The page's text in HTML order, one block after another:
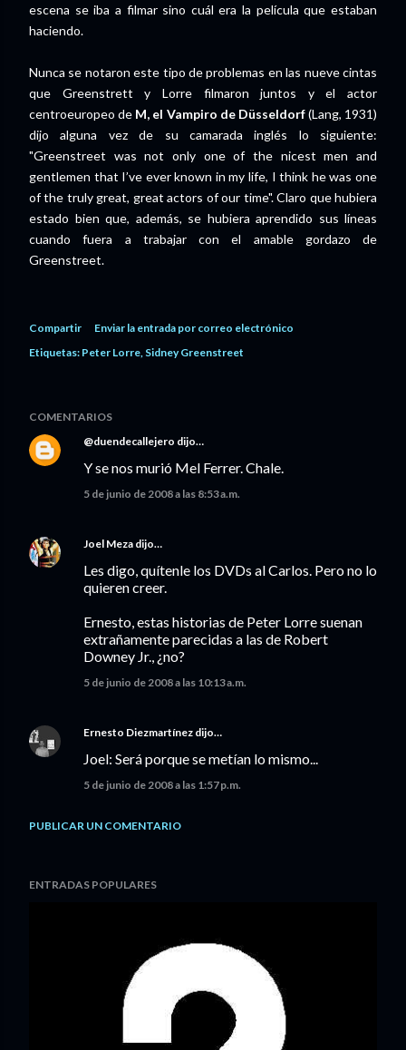
escena se iba a filmar sino cuál era la película que estaban
haciendo.
Nunca se notaron este tipo de problemas en las nueve cintas
que Greenstrett y Lorre filmaron juntos y el actor
centroeuropeo de M, el Vampiro de Düsseldorf(Lang, 1931)
dijo alguna vez de su camarada inglés lo siguiente:
"Greenstreet was not only one of the nicest men and
gentlemen that I’ve ever known in my life, I think he was one
of the truly great, great actors of our time". Claro que hubiera
estado bien que, además, se hubiera aprendido sus líneas
cuando fuera a trabajar con el amable gordazo de
Greenstreet.
Compartir
Enviar la entrada por correo electrónico
Etiquetas: Peter Lorre Sidney Greenstreet
COMENTARIOS
@duendecallejero dijo…
Y se nos murió Mel Ferrer. Chale.
5 de junio de 2008 a las 8:53 a.m.
Joel Meza dijo…
Les digo, quítenle los DVDs al Carlos. Pero no lo
quieren creer.
Ernesto, estas historias de Peter Lorre suenan
extrañamente parecidas a las de Robert
Downey Jr., ¿no?
5 de junio de 2008 a las 10:13 a.m.
Ernesto Diezmartínez dijo…
Joel: Será porque se metían lo mismo...
5 de junio de 2008 a las 1:57 p.m.
PUBLICAR UN COMENTARIO
ENTRADAS POPULARES